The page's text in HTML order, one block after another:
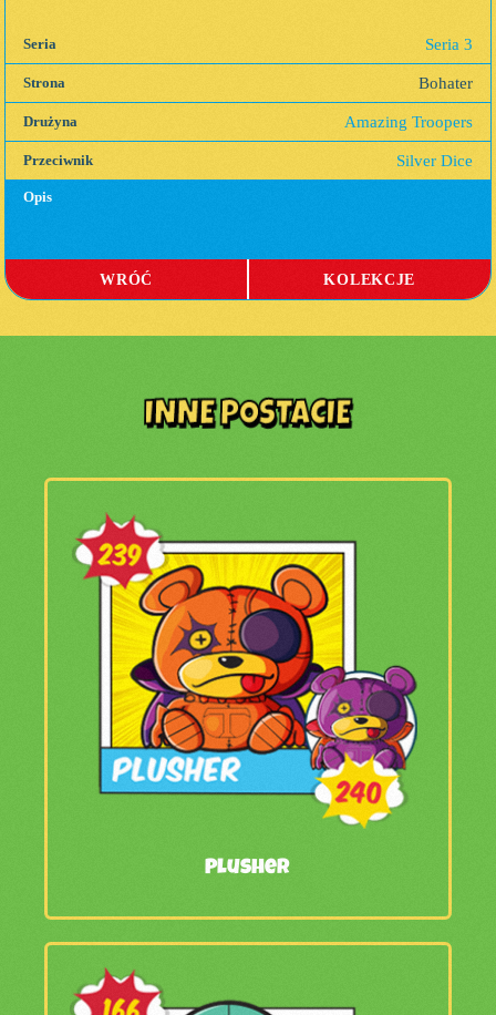
Seria Seria 3
Strona Bohater
Drużyna Amazing Troopers
Przeciwnik Silver Dice
Opis
WRÓĆ KOLEKCJE
INNE POSTACIE
Plusher